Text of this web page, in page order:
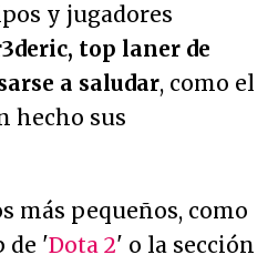
y jugadores
top laner de
a saludar, como el
hecho sus
más pequeños, como
de 'Dota 2' o la sección